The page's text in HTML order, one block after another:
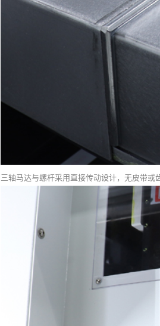
三轴马达与螺杆采用直接传动设计，无皮带或